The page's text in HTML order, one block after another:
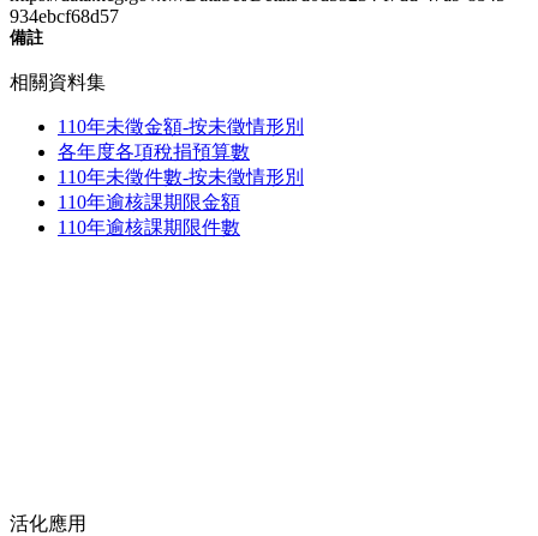
934ebcf68d57
備註
相關資料集
110年未徵金額-按未徵情形別
各年度各項稅捐預算數
110年未徵件數-按未徵情形別
110年逾核課期限金額
110年逾核課期限件數
活化應用